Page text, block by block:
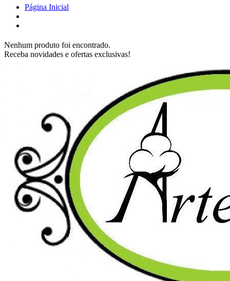
Página Inicial
Nenhum produto foi encontrado.
Receba novidades e ofertas exclusivas!